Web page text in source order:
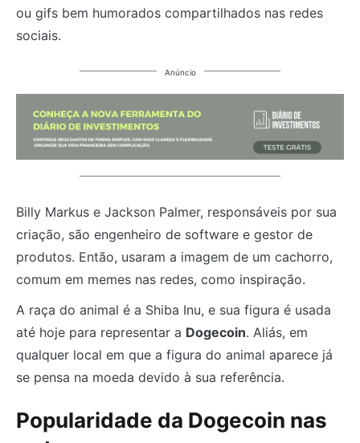
ou gifs bem humorados compartilhados nas redes
sociais.
Anúncio
Billy Markus e Jackson Palmer, responsáveis por sua
criação, são engenheiro de software e gestor de
produtos. Então, usaram a imagem de um cachorro,
comum em memes nas redes, como inspiração.
A raça do animal é a Shiba Inu, e sua figura é usada
até hoje para representar a Dogecoin. Aliás, em
qualquer local em que a figura do animal aparece já
se pensa na moeda devido à sua referência.
Popularidade da Dogecoin nas